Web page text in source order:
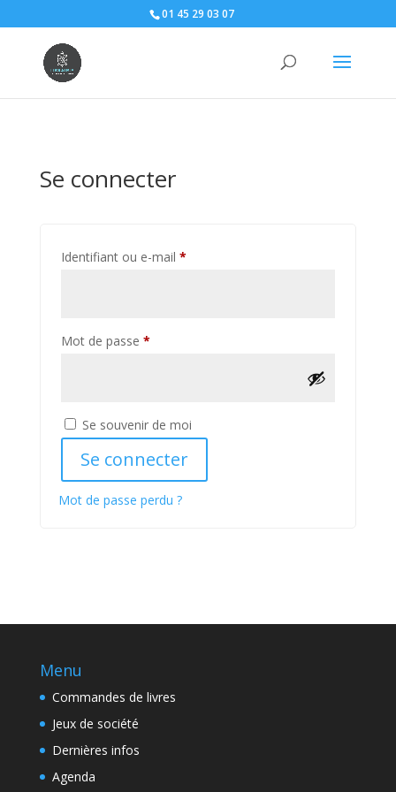
01 45 29 03 07
Se connecter
Identifiant ou e-mail *Obligatoire
Mot de passe *Obligatoire
Se souvenir de moi
Se connecter
Mot de passe perdu ?
Menu
Commandes de livres
Jeux de société
Dernières infos
Agenda